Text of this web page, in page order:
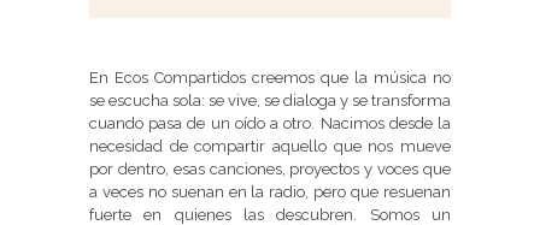
En Ecos Compartidos creemos que la música no
se escucha sola: se vive, se dialoga y se transforma
cuando pasa de un oído a otro. Nacimos desde la
necesidad de compartir aquello que nos mueve
por dentro, esas canciones, proyectos y voces que
a veces no suenan en la radio, pero que resuenan
fuerte en quienes las descubren. Somos un